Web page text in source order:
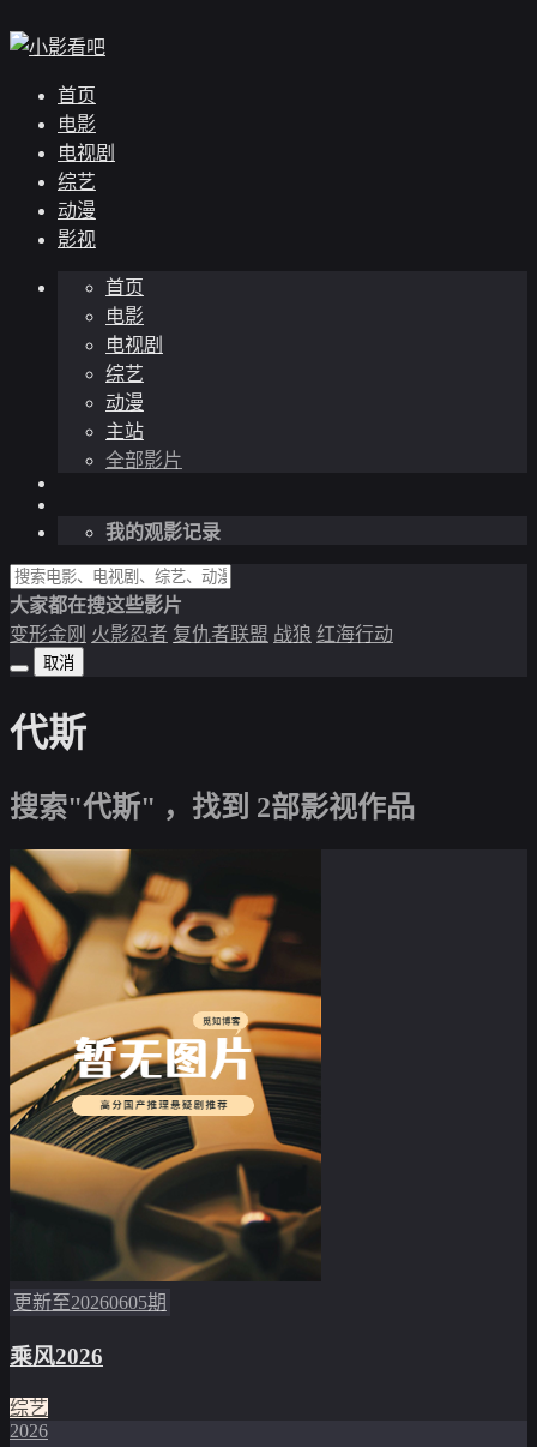
首页
电影
电视剧
综艺
动漫
影视
首页
电影
电视剧
综艺
动漫
主站
全部影片
我的观影记录
大家都在搜这些影片
变形金刚 火影忍者 复仇者联盟 战狼 红海行动
取消
代斯
搜索"代斯" ，找到 2部影视作品
更新至20260605期
乘风2026
综艺
2026